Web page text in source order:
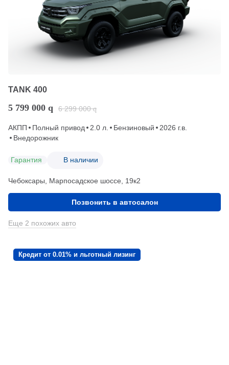
TANK 400
5 799 000 q 6 299 000 q
АКПП Полный привод 2.0 л. Бензиновый
2026 г.в.
Внедорожник
Гарантия В наличии
Чебоксары, Марпосадское шоссе, 19к2
Позвонить в автосалон
Еще 2 похожих авто
Кредит от 0.01% и льготный лизинг